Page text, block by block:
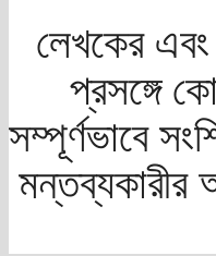
লেখকের এবং
প্রসঙ্গে
সম্পূর্ণভাবে
মন্তব্যকারীর